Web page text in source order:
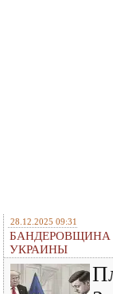
28.12.2025 09:31
БАНДЕРОВЩИНА
УКРАИНЫ